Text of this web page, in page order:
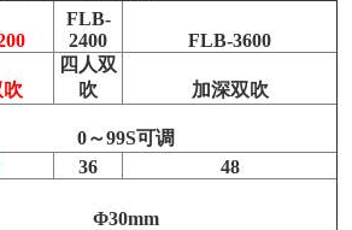
FLB-
2400
FLB-3600
四人双
吹
加深双吹
0～99S可调
36
48
Φ30mm